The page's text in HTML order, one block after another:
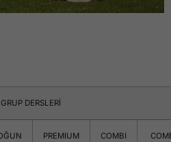
GRUP DERSLERİ
PREMIUM
COMBI